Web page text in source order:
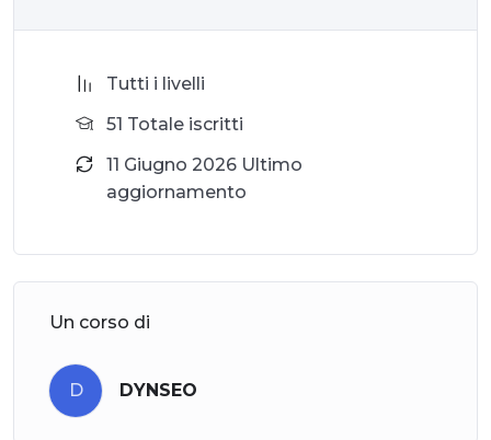
Tutti i livelli
51 Totale iscritti
11 Giugno 2026 Ultimo
aggiornamento
Un corso di
D DYNSEO